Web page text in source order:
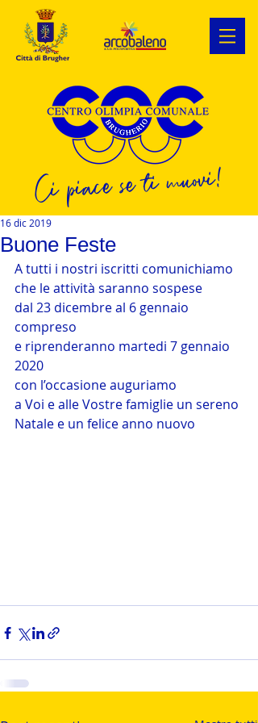
Ci piace se ti muovi!
Buone Feste
16 dic 2019
A tutti i nostri iscritti comunichiamo
che le attività saranno sospese
dal 23 dicembre al 6 gennaio
compreso
e riprenderanno martedi 7 gennaio
2020
con l’occasione auguriamo
a Voi e alle Vostre famiglie un sereno
Natale e un felice anno nuovo